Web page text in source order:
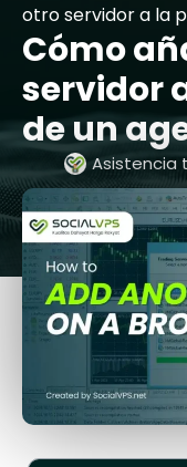
otro servidor a la
Cómo
servidor
de un
Asistencia